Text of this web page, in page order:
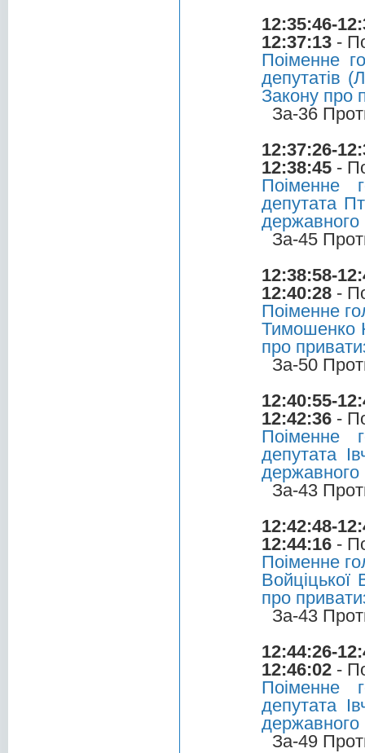
12:35:46-
12:37:13 -
Поіменне
депутатів
Закону про
За-36
12:37:26-
12:38:45 -
Поіменне
депутата
За-45
12:38:58-
12:40:28 -
Поіменне
Тимошенко
про
За-50
12:40:55-
12:42:36 -
Поіменне
депутата
За-43
12:42:48-
12:44:16 -
Поіменне
про
За-43
12:44:26-
12:46:02 -
Поіменне
депутата
За-49